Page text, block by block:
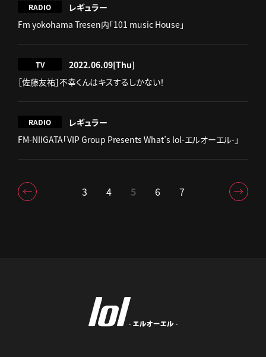
RADIO
レギュラー
Fm yokohama Tresen内「101 music House」
TV 2022.06.09[Thu]
［佐藤友祐］不幸くんはキスするしかない！
RADIO
レギュラー
FM-NIIGATA「VIP Group Presents What’s lol-エルオーエル-」
3 4 5 6 7